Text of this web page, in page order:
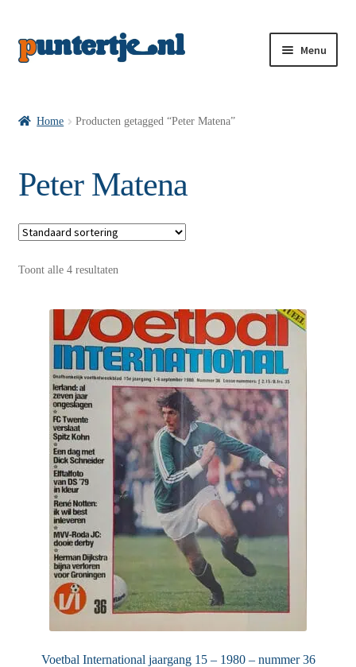
Menu
VI’s met Posters
Wie is puntertje
Puntertjes
Contact
Home Producten getagged “Peter Matena”
Peter Matena
Toont alle 4 resultaten
Voetbal International jaargang 15 – 1980 – nummer 36